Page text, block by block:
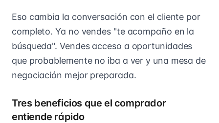
Eso cambia la conversación con el cliente por
completo. Ya no vendes "te acompaño en la
búsqueda". Vendes acceso a oportunidades
que probablemente no iba a ver y una mesa de
negociación mejor preparada.
Tres beneficios que el comprador
entiende rápido